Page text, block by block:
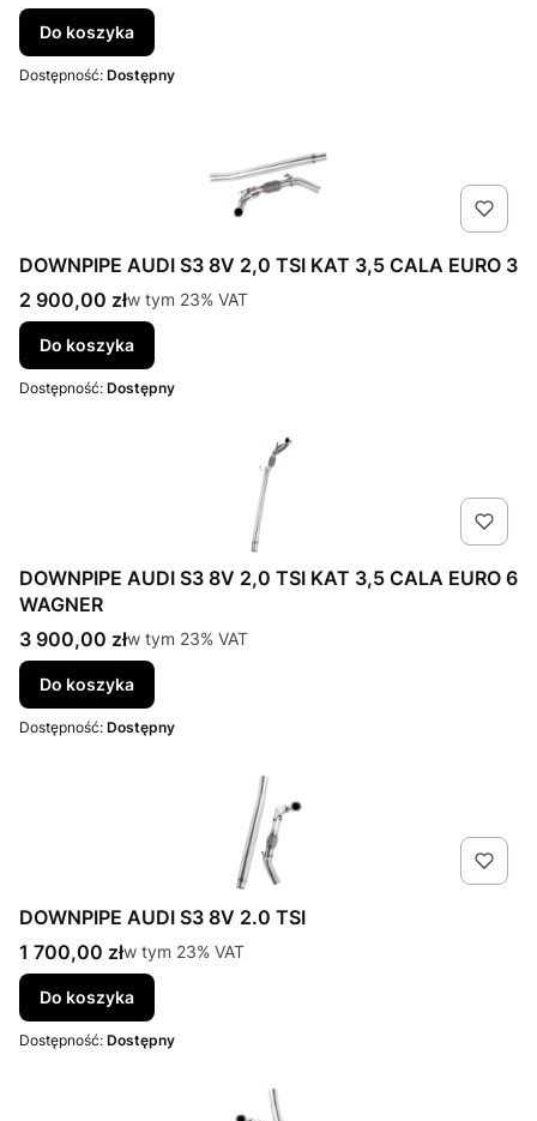
Do koszyka
Dostępność: Dostępny
DOWNPIPE AUDI S3 8V 2,0 TSI KAT 3,5 CALA EURO 3
Cena brutto
2 900,00 złw tym %s VAT
w tym 23% VAT
Do koszyka
Dostępność: Dostępny
DOWNPIPE AUDI S3 8V 2,0 TSI KAT 3,5 CALA EURO 6
WAGNER
Cena brutto
3 900,00 złw tym %s VAT
w tym 23% VAT
Do koszyka
Dostępność: Dostępny
DOWNPIPE AUDI S3 8V 2.0 TSI
Cena brutto
1 700,00 złw tym %s VAT
w tym 23% VAT
Do koszyka
Dostępność: Dostępny